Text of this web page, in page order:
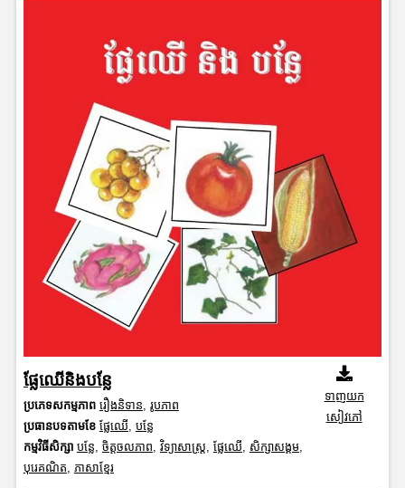
ផ្លែឈើនិងបន្លែ
ប្រភេទសកម្មភាព រឿងនិទាន, រូបភាព
ប្រធានបទតាមខែ ផ្លែឈើ, បន្លែ
កម្មវិធីសិក្សា បន្លែ, ចិត្តចលភាព, វិទ្យាសាស្រ្ត, ផ្លែឈើ, សិក្សាសង្គម,
បុរេគណិត, ភាសាខ្មែរ
ទាញយក
សៀវភៅ